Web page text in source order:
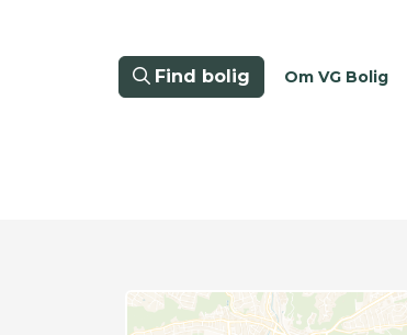
Find bolig Om VG Bolig